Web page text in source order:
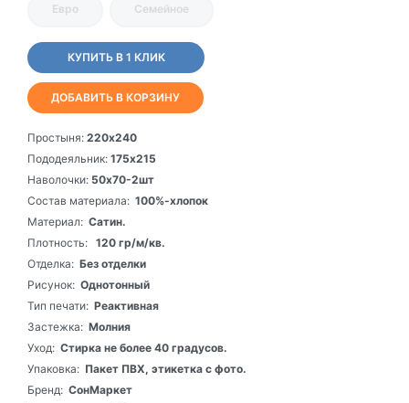
Евро Семейное
КУПИТЬ В 1 КЛИК
ДОБАВИТЬ В КОРЗИНУ
Простыня: 220х240
Пододеяльник: 175х215
Наволочки: 50х70-2шт
Состав материала: 100%-хлопок
Материал: Сатин.
Плотность: 120 гр/м/кв.
Отделка: Без отделки
Рисунок: Однотонный
Тип печати: Реактивная
Застежка: Молния
Уход: Стирка не более 40 градусов.
Упаковка: Пакет ПВХ, этикетка с фото.
Бренд: СонМаркет